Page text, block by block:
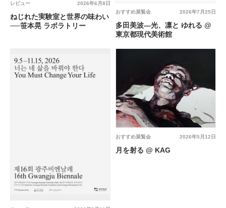
2026年6月8日
レビュー
ねじれた実験室と世界の味わい
──笹本晃 ラボラトリー
2026年7月25日
おすすめ展覧会
多田美波―光、凛と ゆれる @
東京都現代美術館
2026年5月12日
おすすめ展覧会
月を射る @ KAG